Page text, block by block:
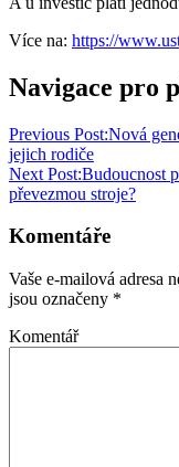
Více na: https://
Navigace pro
Previous Post:Nová
jejich rodiče
Next Post:Budoucnost
převezmou stroje?
Komentáře
Vaše e-mailová adresa
jsou označeny *
Komentář